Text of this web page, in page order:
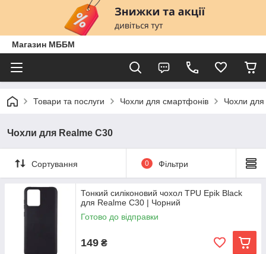
Магазин МББМ
Товари та послуги Чохли для смартфонів Чохли
Чохли для Realme C30
Сортування 0 Фільтри
Тонкий силіконовий чохол TPU Epik Black
для Realme C30 | Чорний
Готово до відправки
149 ₴